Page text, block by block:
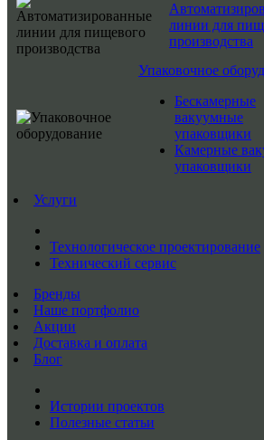
линии для
производства
Упаковочное
Бескамерные
вакуумные
упаковщики
Камерные
упаковщики
Услуги
Технологическое проектирование
Технический сервис
Бренды
Наше портфолио
Акции
Доставка и оплата
Блог
Истории проектов
Полезные статьи